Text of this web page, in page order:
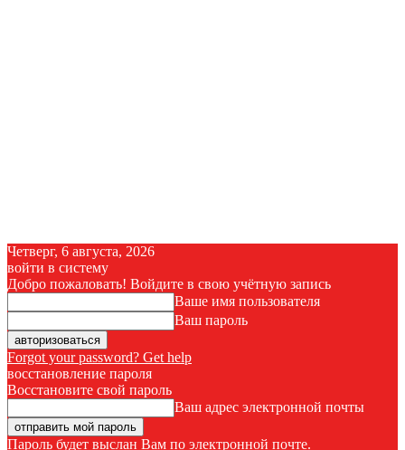
Четверг, 6 августа, 2026
войти в систему
Добро пожаловать! Войдите в свою учётную запись
Ваше имя пользователя
Ваш пароль
Forgot your password? Get help
восстановление пароля
Восстановите свой пароль
Ваш адрес электронной почты
Пароль будет выслан Вам по электронной почте.